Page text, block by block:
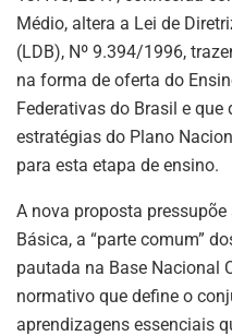
Médio, altera a Lei de
(LDB), Nº 9.394/1996,
na forma de oferta do
Federativas do Brasil e
estratégias do Plano
para esta etapa de ensino.
A nova proposta
Básica, a “parte comum”
pautada na Base Nacional
normativo que define o
aprendizagens essenciais